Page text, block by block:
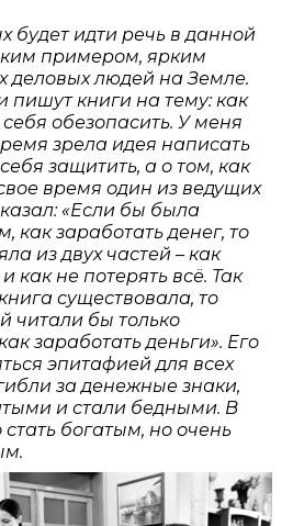
будет идти речь в данной
примером, ярким
деловых людей на Земле.
пишут книги на тему: как
обезопасить. У меня
зрела идея написать
защитить, а о том, как
время один из ведущих
«Если бы была
как заработать денег, то
из двух частей – как
как не потерять всё. Так
существовала, то
читали бы только
заработать деньги». Его
эпитафией для всех
за денежные знаки,
и стали бедными. В
богатым, но очень